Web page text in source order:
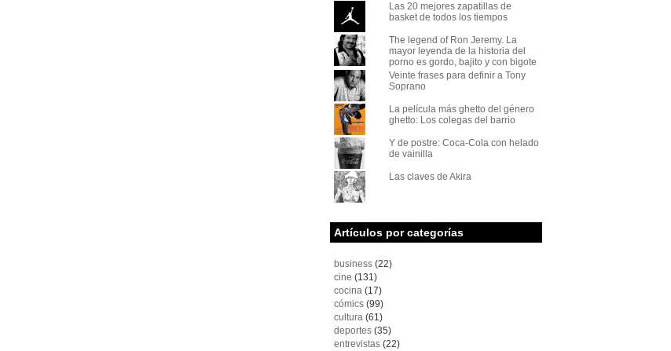
Las 20 mejores zapatillas de
basket de todos los tiempos
The legend of Ron Jeremy. La
mayor leyenda de la historia del
porno es gordo, bajito y con bigote
Veinte frases para definir a Tony
Soprano
La película más ghetto del género
ghetto: Los colegas del barrio
Y de postre: Coca-Cola con helado
de vainilla
Las claves de Akira
Artículos por categorías
business(22)
cine (131)
cocina(17)
cómics(99)
cultura(61)
deportes(35)
entrevistas(22)